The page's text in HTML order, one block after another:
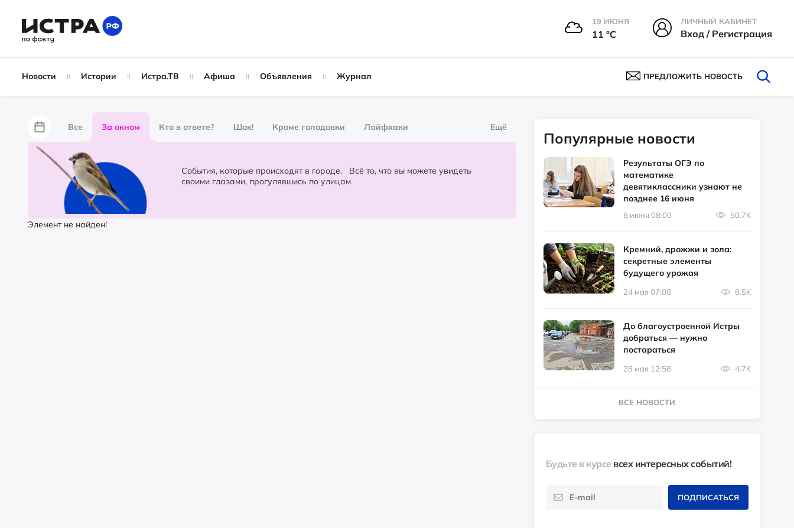
19 ИЮНЯ
11 °С
ЛИЧНЫЙ КАБИНЕТ
Вход / Регистрация
Новости Истории Истра.ТВ Афиша Объявления Журнал ПРЕДЛОЖИТЬ НОВОСТЬ
Все За окном Кто в ответе? Шок! Кроме голодовки Лайфхаки
За забором
Партнёрский материал Народные новости Слухи
Ещё
События, которые происходят в городе. Всё то, что вы можете увидеть
своими глазами, прогулявшись по улицам
Элемент не найден!
Популярные новости
Результаты ОГЭ по
математике
девятиклассники узнают не
позднее 16 июня
6 июня 08:00 50.7K
Кремний, дрожжи и зола:
секретные элементы
будущего урожая
24 мая 07:08 8.5K
До благоустроенной Истры
добраться — нужно
постараться
28 мая 12:58 4.7K
ВСЕ НОВОСТИ
Будьте в курсе всех интересных событий!
ПОДПИСАТЬСЯ